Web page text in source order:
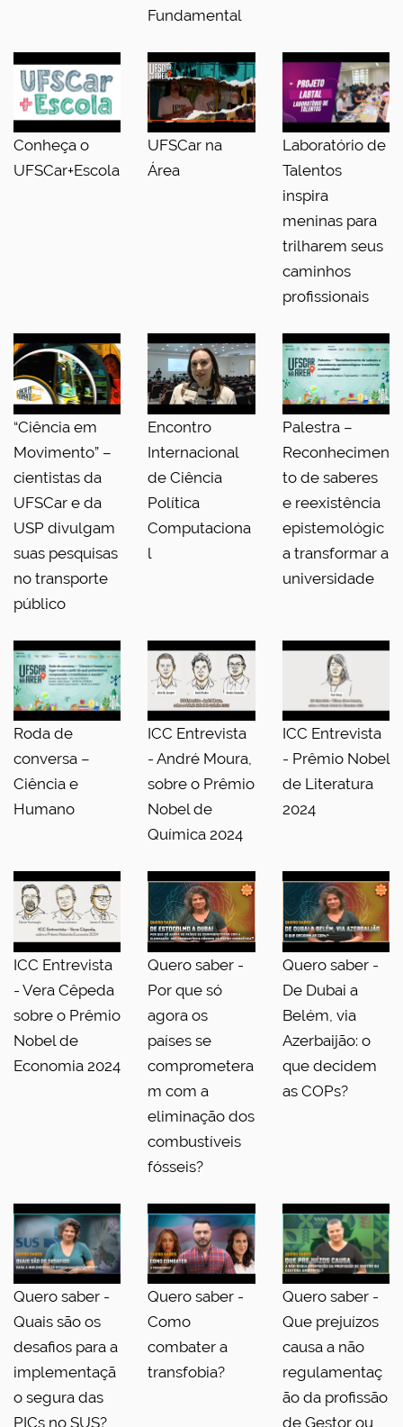
Fundamental
Conheça o
UFSCar+Escola
UFSCar na
Área
Laboratório de
Talentos
inspira
meninas para
trilharem seus
caminhos
profissionais
“Ciência em
Movimento” –
cientistas da
UFSCar e da
USP divulgam
suas pesquisas
no transporte
público
Encontro
Internacional
de Ciência
Política
Computaciona
l
Palestra –
Reconhecimen
to de saberes
e reexistência
epistemológic
a transformar a
universidade
Roda de
conversa –
Ciência e
Humano
ICC Entrevista
- André Moura,
sobre o Prêmio
Nobel de
Química 2024
ICC Entrevista
- Prêmio Nobel
de Literatura
2024
ICC Entrevista
- Vera Cêpeda
sobre o Prêmio
Nobel de
Economia 2024
Quero saber -
Por que só
agora os
países se
comprometera
m com a
eliminação dos
combustíveis
fósseis?
Quero saber -
De Dubai a
Belém, via
Azerbaijão: o
que decidem
as COPs?
Quero saber -
Quais são os
desafios para a
implementaçã
o segura das
PICs no SUS?
Quero saber -
Como
combater a
transfobia?
Quero saber -
Que prejuízos
causa a não
regulamentaç
ão da profissão
de Gestor ou